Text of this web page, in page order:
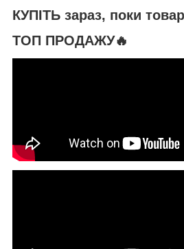
КУПІТЬ зараз, поки
ТОП ПРОДАЖУ🔥